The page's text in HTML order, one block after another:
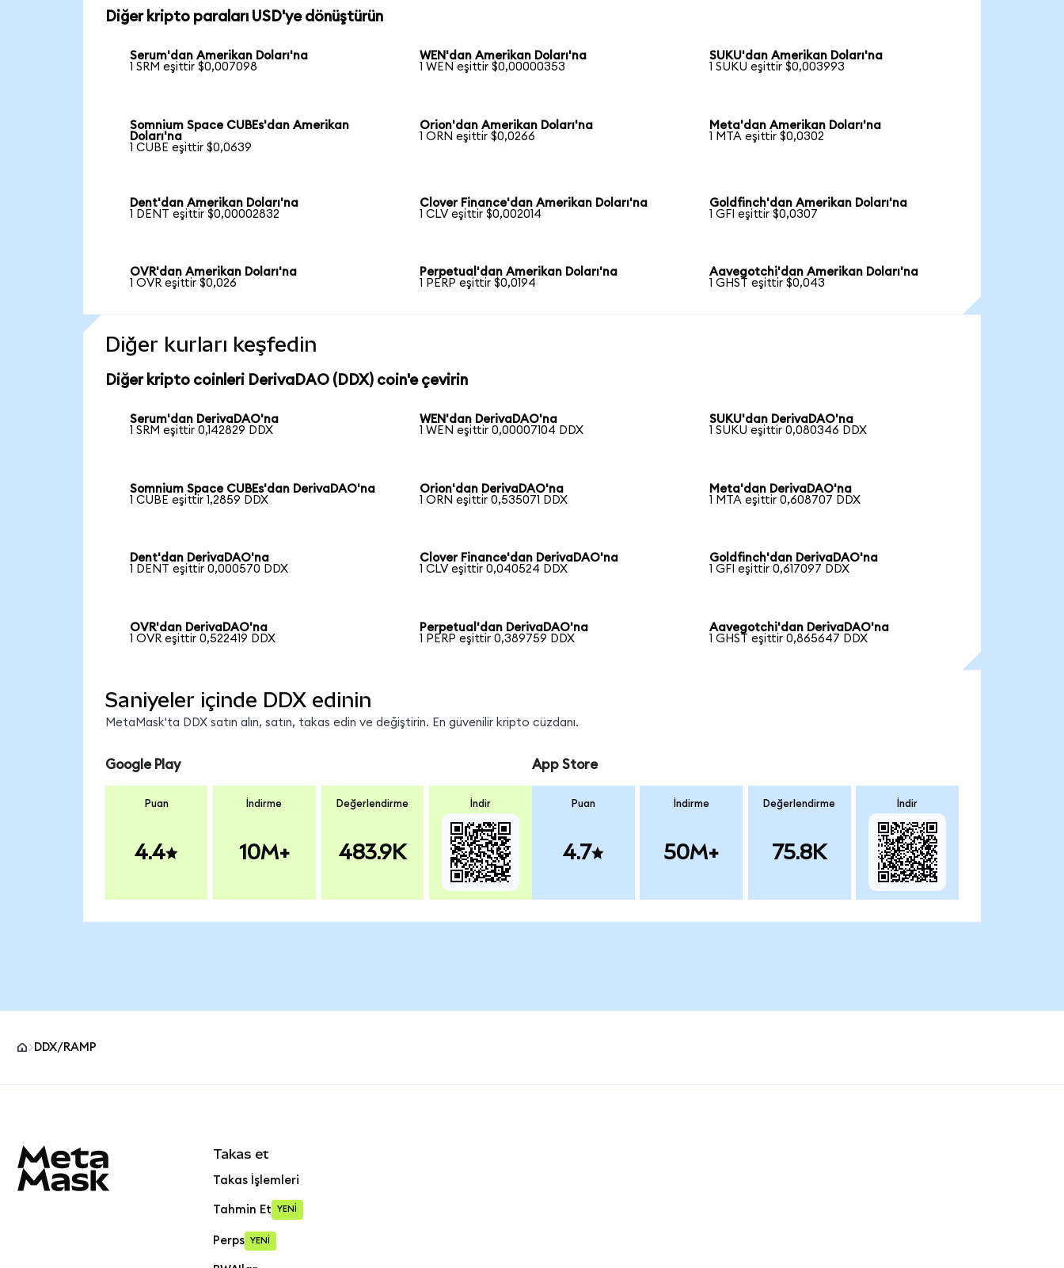
Diğer kripto paraları USD'ye dönüştürün
Serum'dan Amerikan Doları'na
1 SRM eşittir $0,007098
WEN'dan Amerikan Doları'na
1 WEN eşittir $0,00000353
SUKU'dan Amerikan Doları'na
1 SUKU eşittir $0,003993
Somnium Space CUBEs'dan Amerikan
Doları'na
1 CUBE eşittir $0,0639
Orion'dan Amerikan Doları'na
1 ORN eşittir $0,0266
Meta'dan Amerikan Doları'na
1 MTA eşittir $0,0302
Dent'dan Amerikan Doları'na
1 DENT eşittir $0,00002832
Clover Finance'dan Amerikan Doları'na
1 CLV eşittir $0,002014
Goldfinch'dan Amerikan Doları'na
1 GFI eşittir $0,0307
OVR'dan Amerikan Doları'na
1 OVR eşittir $0,026
Perpetual'dan Amerikan Doları'na
1 PERP eşittir $0,0194
Aavegotchi'dan Amerikan Doları'na
1 GHST eşittir $0,043
Diğer kurları keşfedin
Diğer kripto coinleri DerivaDAO (DDX) coin'e çevirin
Serum'dan DerivaDAO'na
1 SRM eşittir 0,142829 DDX
WEN'dan DerivaDAO'na
1 WEN eşittir 0,00007104 DDX
SUKU'dan DerivaDAO'na
1 SUKU eşittir 0,080346 DDX
Somnium Space CUBEs'dan DerivaDAO'na
1 CUBE eşittir 1,2859 DDX
Orion'dan DerivaDAO'na
1 ORN eşittir 0,535071 DDX
Meta'dan DerivaDAO'na
1 MTA eşittir 0,608707 DDX
Dent'dan DerivaDAO'na
1 DENT eşittir 0,000570 DDX
Clover Finance'dan DerivaDAO'na
1 CLV eşittir 0,040524 DDX
Goldfinch'dan DerivaDAO'na
1 GFI eşittir 0,617097 DDX
OVR'dan DerivaDAO'na
1 OVR eşittir 0,522419 DDX
Perpetual'dan DerivaDAO'na
1 PERP eşittir 0,389759 DDX
Aavegotchi'dan DerivaDAO'na
1 GHST eşittir 0,865647 DDX
Saniyeler içinde DDX edinin
MetaMask'ta DDX satın alın, satın, takas edin ve değiştirin. En güvenilir kripto cüzdanı.
Google Play
Puan
4.4
İndirme
10M+
Değerlendirme
483.9K
İndir
App Store
Puan
4.7
İndirme
50M+
Değerlendirme
75.8K
İndir
DDX/RAMP
Takas et
Takas İşlemleri
Tahmin Et YENİ
Perps YENİ